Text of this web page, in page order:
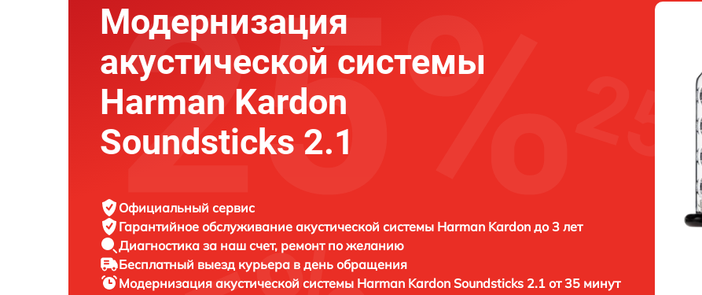
Модернизация
акустической системы
Harman Kardon
Soundsticks 2.1
Официальный сервис
Гарантийное обслуживание акустической системы Harman Kardon до 3 лет
Диагностика за наш счет, ремонт по желанию
Бесплатный выезд курьера в день обращения
Модернизация акустической системы Harman Kardon Soundsticks 2.1 от 35 минут